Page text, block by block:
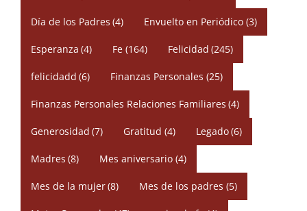
Día de los Padres (4) Envuelto en Periódico (3)
Esperanza (4) Fe (164) Felicidad (245)
felicidadd (6) Finanzas Personales (25)
Finanzas Personales Relaciones Familiares (4)
Generosidad (7) Gratitud (4) Legado(6)
Madres (8) Mes aniversario (4)
Mes de la mujer(8) Mes de los padres (5)